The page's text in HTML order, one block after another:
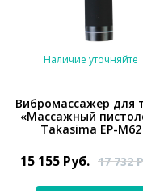
*}
Наличие уточняйте
Вибромассажер для
«Массажный
Takasima EP-M62
15 155 Руб. 17 732